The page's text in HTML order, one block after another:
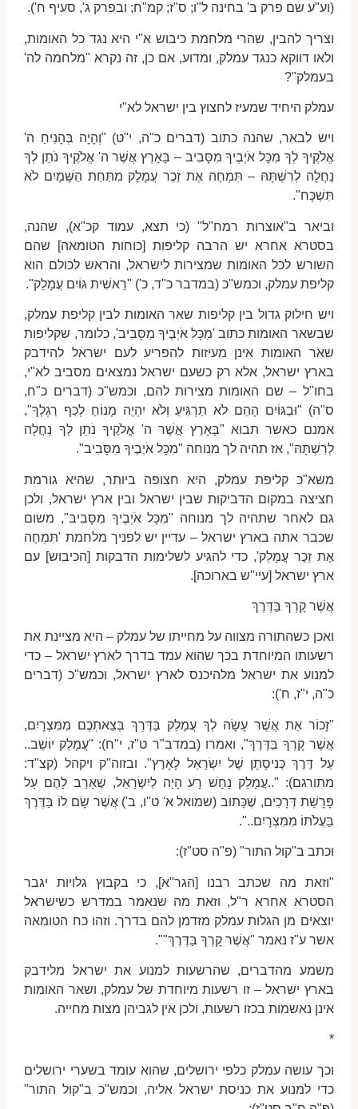
(וע"ע שם פרק ב' בחינה ל"ו; ס"ז; קמ"ח; ובפרק ג', סעיף ח').
וצריך להבין, שהרי מלחמת כיבוש א"י היא נגד כל האומות,
ולאו דווקא כנגד עמלק, ומדוע, אם כן, זה נקרא "מלחמה לה'
בעמלק"?
עמלק היחיד שמעיז לחצוץ בין ישראל לא"י
ויש לבאר, שהנה כתוב (דברים כ"ה, י"ט) "וְהָיָה בְּהָנִיחַ ה'
אֱלֹקֶיךָ לְךָ מִכָּל אֹיְבֶיךָ מִסָּבִיב – בָּאָרֶץ אֲשֶׁר ה' אֱלֹקֶיךָ נֹתֵן לְךָ
נַחֲלָה לְרִשְׁתָּהּ – תִּמְחֶה אֶת זֵכֶר עֲמָלֵק מִתַּחַת הַשָּׁמָיִם לֹא
תִּשְׁכָּח".
וביאר ב"אוצרות רמח"ל" (כי תצא, עמוד קכ"א), שהנה,
בסטרא אחרא יש הרבה קליפות [כוחות הטומאה] שהם
השורש לכל האומות שמצירות לישראל, והראש לכולם הוא
קליפת עמלק, וכמש"כ (במדבר כ"ד, כ') "רֵאשִׁית גּוֹיִם עֲמָלֵק".
ויש חילוק גדול בין קליפות שאר האומות לבין קליפת עמלק,
שבשאר האומות כתוב 'מִכָּל אֹיְבֶיךָ מִסָּבִיב', כלומר, שקליפות
שאר האומות אינן מעיזות להפריע לעם ישראל להידבק
בארץ ישראל, אלא רק כשעם ישראל נמצאים מסביב לא"י,
בחו"ל – שם האומות מצירות להם, וכמש"כ (דברים כ"ח,
ס"ה) "וּבַגּוֹיִם הָהֵם לֹא תַרְגִּיעַ וְלֹא יִהְיֶה מָנוֹחַ לְכַף רַגְלֶךָ",
אמנם כאשר תבוא "בָּאָרֶץ אֲשֶׁר ה' אֱלֹקֶיךָ נֹתֵן לְךָ נַחֲלָה
לְרִשְׁתָּהּ", אז תהיה לך מנוחה "מִכָּל אֹיְבֶיךָ מִסָּבִיב".
משא"כ קליפת עמלק, היא חצופה ביותר, שהיא גורמת
חציצה במקום הדביקות שבין ישראל ובין ארץ ישראל, ולכן
גם לאחר שתהיה לך מנוחה "מִכָּל אֹיְבֶיךָ מִסָּבִיב", משום
שכבר אתה בארץ ישראל – עדיין יש לפניך מלחמת 'תִּמְחֶה
אֶת זֵכֶר עֲמָלֵק', כדי להגיע לשלימות הדבקות [הכיבוש] עם
ארץ ישראל [עיי"ש בארוכה].
אֲשֶׁר קָרְךָ בַּדֶּרֶךְ
ואכן כשהתורה מצווה על מחייתו של עמלק – היא מציינת את
רשעותו המיוחדת בכך שהוא עמד בדרך לארץ ישראל – כדי
למנוע את ישראל מלהיכנס לארץ ישראל, וכמש"כ (דברים
כ"ה, י"ז, ח'):
"זָכוֹר אֵת אֲשֶׁר עָשָׂה לְךָ עֲמָלֵק בַּדֶּרֶךְ בְּצֵאתְכֶם מִמִּצְרָיִם,
אֲשֶׁר קָרְךָ בַּדֶּרֶךְ", ואמרו (במדב"ר ט"ז, י"ח): "עֲמָלֵק יוֹשֵׁב..
עַל דֶּרֶךְ כְּנִיסָתָן שֶׁל יִשְׂרָאֵל לָאָרֶץ". ובזוה"ק ויקהל (קצ"ד:
מתורגם): "..עֲמָלֵק נָחָשׁ רָע הָיָה לְיִשְׂרָאֵל, שֶׁאָרַב לָהֶם עַל
פָּרָשַׁת דְּרָכִים, שֶׁכָּתוּב (שמואל א' ט"ו, ב') אֲשֶׁר שָׂם לוֹ בַּדֶּרֶךְ
בַּעֲלֹתוֹ מִמִּצְרָיִם..".
וכתב ב"קול התור" (פ"ה סט"ז):
"וזאת מה שכתב רבנו [הגר"א], כי בקבוץ גלויות יגבר
הסטרא אחרא ר"ל, וזאת מה שנאמר במדרש כשישראל
יוצאים מן הגלות עמלק מזדמן להם בדרך. וזהו כח הטומאה
אשר ע"ז נאמר "אֲשֶׁר קָרְךָ בַּדֶּרֶךְ"".
משמע מהדברים, שהרשעות למנוע את ישראל מלידבק
בארץ ישראל – זו רשעות מיוחדת של עמלק, ושאר האומות
אינן נאשמות בכזו רשעות, ולכן אין לגביהן מצות מחייה.
*
וכך עושה עמלק כלפי ירושלים, שהוא עומד בשערי ירושלים
כדי למנוע את כניסת ישראל אליה, וכמש"כ ב"קול התור"